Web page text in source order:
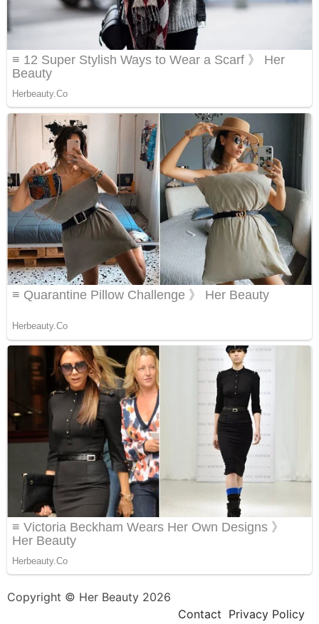
Copyright © Her Beauty 2026
Contact Privacy Policy